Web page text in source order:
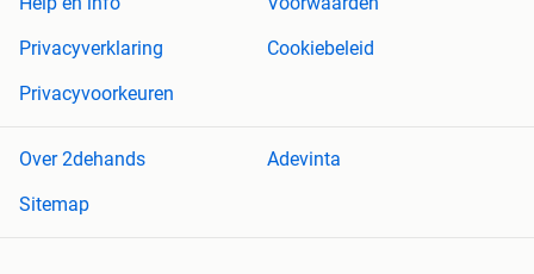
Privacyverklaring
Cookiebeleid
Privacyvoorkeuren
Over 2dehands
Adevinta
Sitemap